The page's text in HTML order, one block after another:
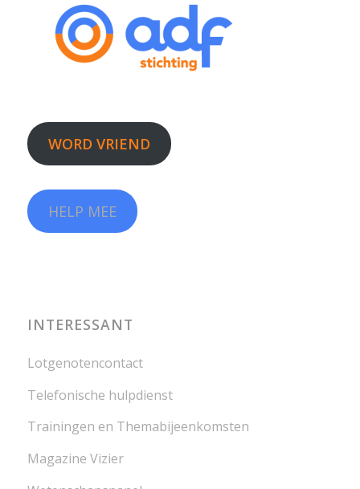
WORD VRIEND
HELP MEE
INTERESSANT
Lotgenotencontact
Telefonische hulpdienst
Trainingen en Themabijeenkomsten
Magazine Vizier